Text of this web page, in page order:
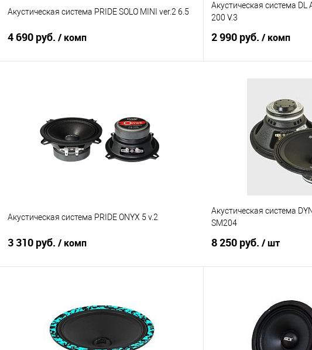
Акустическая система PRIDE SOLO MINI ver.2 6.5
4 690 руб. / комп
Сравнение В избранное
Акустическая система DL
200 V.3
2 990 руб. / комп
В
Акустическая система PRIDE ONYX 5 v.2
3 310 руб. / комп
Сравнение В избранное
Акустическая система
SM204
8 250 руб. / шт
Сравнение